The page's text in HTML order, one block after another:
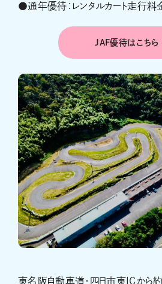
●通年優待：レンタルカート走行料
JAF優待はこちら
東名阪自動車道・四日市東ICから